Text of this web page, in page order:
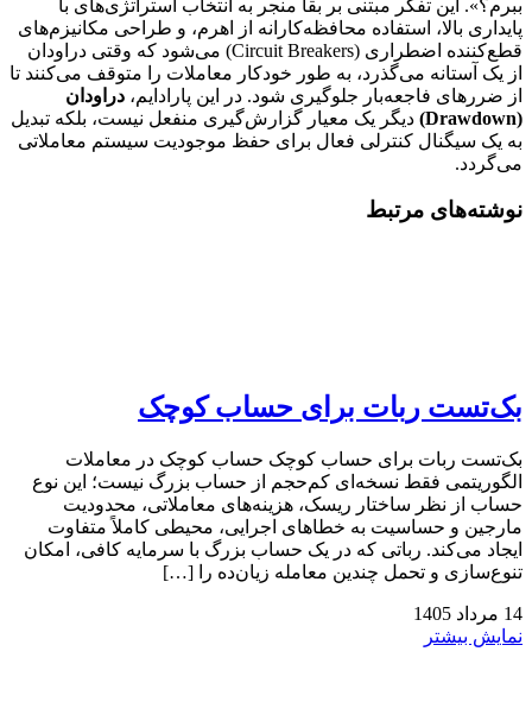
ببرم؟». این تفکر مبتنی بر بقا منجر به انتخاب استراتژی‌های با
پایداری بالا، استفاده محافظه‌کارانه از اهرم، و طراحی مکانیزم‌های
قطع‌کننده اضطراری (Circuit Breakers) می‌شود که وقتی دراودان
از یک آستانه می‌گذرد، به طور خودکار معاملات را متوقف می‌کنند تا
از ضررهای فاجعه‌بار جلوگیری شود. در این پارادایم، دراودان
(Drawdown)
دیگر یک معیار گزارش‌گیری منفعل نیست، بلکه تبدیل
به یک سیگنال کنترلی فعال برای حفظ موجودیت سیستم معاملاتی
می‌گردد.
نوشته‌های مرتبط
بک‌تست ربات برای حساب کوچک
بک‌تست ربات برای حساب کوچک حساب کوچک در معاملات
الگوریتمی فقط نسخه‌ای کم‌حجم از حساب بزرگ نیست؛ این نوع
حساب از نظر ساختار ریسک، هزینه‌های معاملاتی، محدودیت
مارجین و حساسیت به خطاهای اجرایی، محیطی کاملاً متفاوت
ایجاد می‌کند. رباتی که در یک حساب بزرگ با سرمایه کافی، امکان
تنوع‌سازی و تحمل چندین معامله زیان‌ده را […]
14 مرداد 1405
نمایش بیشتر